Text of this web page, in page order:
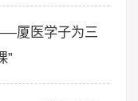
厦医学子为三
”